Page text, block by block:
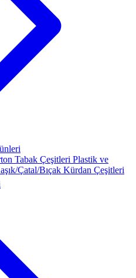
Tabak Çeşitleri Plastik ve
Çatal/Bıçak Kürdan Çeşitleri